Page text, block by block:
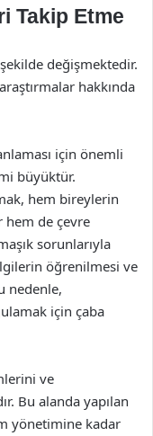
Takip Etme
değişmektedir.
hakkında
için önemli
büyüktür.
hem bireylerin
de çevre
sorunlarıyla
öğrenilmesi ve
nedenle,
için çaba
ve
Bu alanda yapılan
yönetimine kadar